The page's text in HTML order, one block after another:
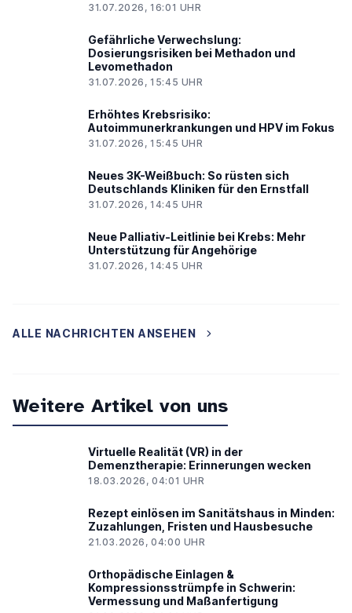
31.07.2026, 16:01 UHR
Gefährliche Verwechslung:
Dosierungsrisiken bei Methadon und
Levomethadon
31.07.2026, 15:45 UHR
Erhöhtes Krebsrisiko:
Autoimmunerkrankungen und HPV im Fokus
31.07.2026, 15:45 UHR
Neues 3K-Weißbuch: So rüsten sich
Deutschlands Kliniken für den Ernstfall
31.07.2026, 14:45 UHR
Neue Palliativ-Leitlinie bei Krebs: Mehr
Unterstützung für Angehörige
31.07.2026, 14:45 UHR
ALLE NACHRICHTEN ANSEHEN
Weitere Artikel von uns
Virtuelle Realität (VR) in der
Demenztherapie: Erinnerungen wecken
18.03.2026, 04:01 UHR
Rezept einlösen im Sanitätshaus in Minden:
Zuzahlungen, Fristen und Hausbesuche
21.03.2026, 04:00 UHR
Orthopädische Einlagen &
Kompressionsstrümpfe in Schwerin:
Vermessung und Maßanfertigung